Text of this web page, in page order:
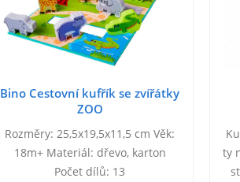
Bino Cestovní kufřík se zvířátky
ZOO
Rozměry: 25,5x19,5x11,5 cm Věk:
18m+ Materiál: dřevo, karton
Počet dílů: 13
ty